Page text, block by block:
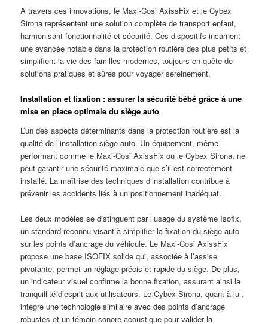
À travers ces innovations, le Maxi-Cosi AxissFix et le Cybex
Sirona représentent une solution complète de transport enfant,
harmonisant fonctionnalité et sécurité. Ces dispositifs incarnent
une avancée notable dans la protection routière des plus petits et
simplifient la vie des familles modernes, toujours en quête de
solutions pratiques et sûres pour voyager sereinement.
Installation et fixation : assurer la sécurité bébé grâce à une
mise en place optimale du siège auto
L’un des aspects déterminants dans la protection routière est la
qualité de l’installation siège auto. Un équipement, même
performant comme le Maxi-Cosi AxissFix ou le Cybex Sirona, ne
peut garantir une sécurité maximale que s’il est correctement
installé. La maîtrise des techniques d’installation contribue à
prévenir les accidents liés à un positionnement inadéquat.
Les deux modèles se distinguent par l’usage du système Isofix,
un standard reconnu visant à simplifier la fixation du siège auto
sur les points d’ancrage du véhicule. Le Maxi-Cosi AxissFix
propose une base ISOFIX solide qui, associée à l’assise
pivotante, permet un réglage précis et rapide du siège. De plus,
un indicateur visuel confirme la bonne fixation, assurant ainsi la
tranquillité d’esprit aux utilisateurs. Le Cybex Sirona, quant à lui,
intègre une technologie similaire avec des points d’ancrage
robustes et un témoin sonore-acoustique pour valider la